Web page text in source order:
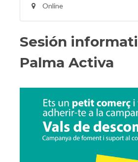
Online
Sesión
Palma Activa